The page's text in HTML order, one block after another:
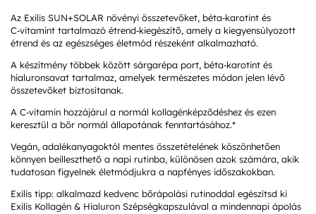
az 5-ből,
értékelé
s
alapján
Az Exilis SUN+SOLAR növényi összetevőket, béta‑karotint és
C‑vitamint tartalmazó étrend‑kiegészítő, amely a kiegyensúlyozott
étrend és az egészséges életmód részeként alkalmazható.
A készítmény többek között sárgarépa port, béta‑karotint és
hialuronsavat tartalmaz, amelyek természetes módon jelen lévő
összetevőket biztosítanak.
A C‑vitamin hozzájárul a normál kollagénképződéshez és ezen
keresztül a bőr normál állapotának fenntartásához.*
Vegán, adalékanyagoktól mentes összetételének köszönhetően
könnyen beilleszthető a napi rutinba, különösen azok számára, akik
tudatosan figyelnek életmódjukra a napfényes időszakokban.
Exilis tipp: alkalmazd kedvenc bőrápolási rutinoddal egészítsd ki
Exilis Kollagén & Hialuron Szépségkapszulával a mindennapi ápolás